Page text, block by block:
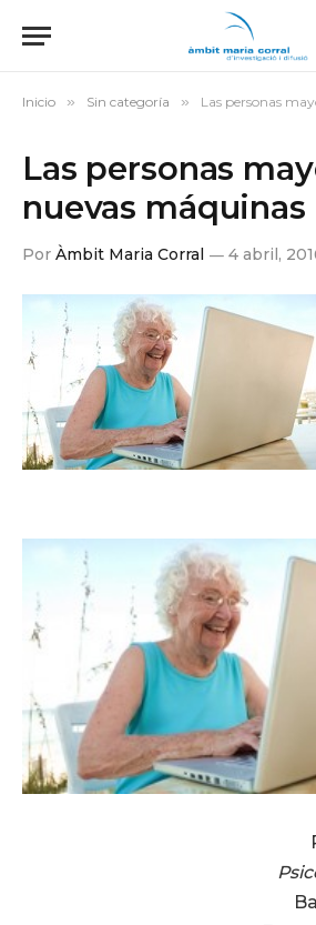
Inicio » Sin categoría » Las personas
Las personas
nuevas máquinas
Por Àmbit Maria Corral 4 abril,